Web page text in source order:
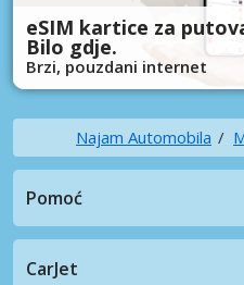
eSIM kartice za
Bilo gdje.
Brzi, pouzdani internet
Najam Automobila
Pomoć
CarJet